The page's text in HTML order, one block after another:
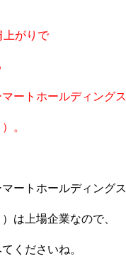
上がりで
ートホールディングス
。
ートホールディングス
は上場企業なので、
くださいね。